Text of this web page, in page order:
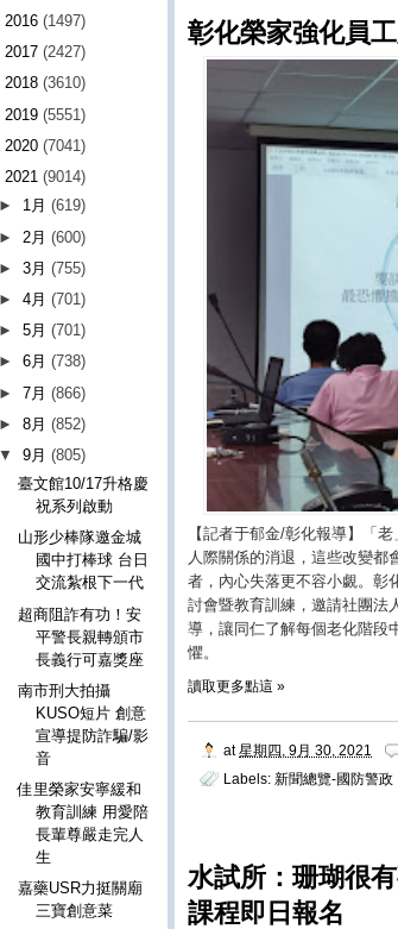
彰化榮家強化員
【記者于郁金/彰化報導】「
人際關係的消退，這些改變都
者，內心失落更不容小覷。彰
討會暨教育訓練，邀請社團法
導，讓同仁了解每個老化階段
懼。
讀取更多點這 »
at星期四, 9月 30, 2021
Labels: 新聞總覽-國防警政
水試所：珊瑚很
課程即日報名
2016 (1497)
2017 (2427)
2018 (3610)
2019 (5551)
2020 (7041)
2021 (9014)
► 1月(619)
► 2月(600)
►3月(755)
►4月(701)
►5月(701)
►6月(738)
►7月(866)
►8月(852)
▼9月(805)
臺文館10/17升格慶
祝系列啟動
山形少棒隊邀金城
國中打棒球 台日
交流紮根下一代
超商阻詐有功！安
平警長親轉頒市
長義行可嘉獎座
南市刑大拍攝
KUSO短片 創意
宣導提防詐騙/影
音
佳里榮家安寧緩和
教育訓練 用愛陪
長輩尊嚴走完人
生
嘉藥USR力挺關廟
三寶創意菜